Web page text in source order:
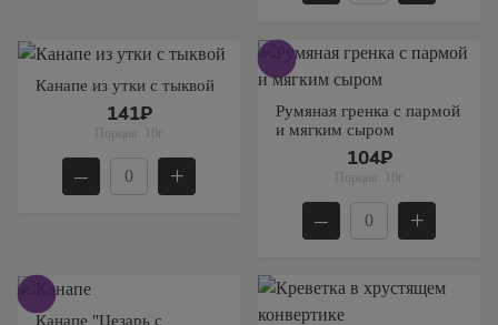
Канапе из утки с тыквой
141₽
Порция: 10г
– +
Румяная гренка с пармой
и мягким сыром
104₽
Порция: 10г
– +
Канапе "Цезарь с